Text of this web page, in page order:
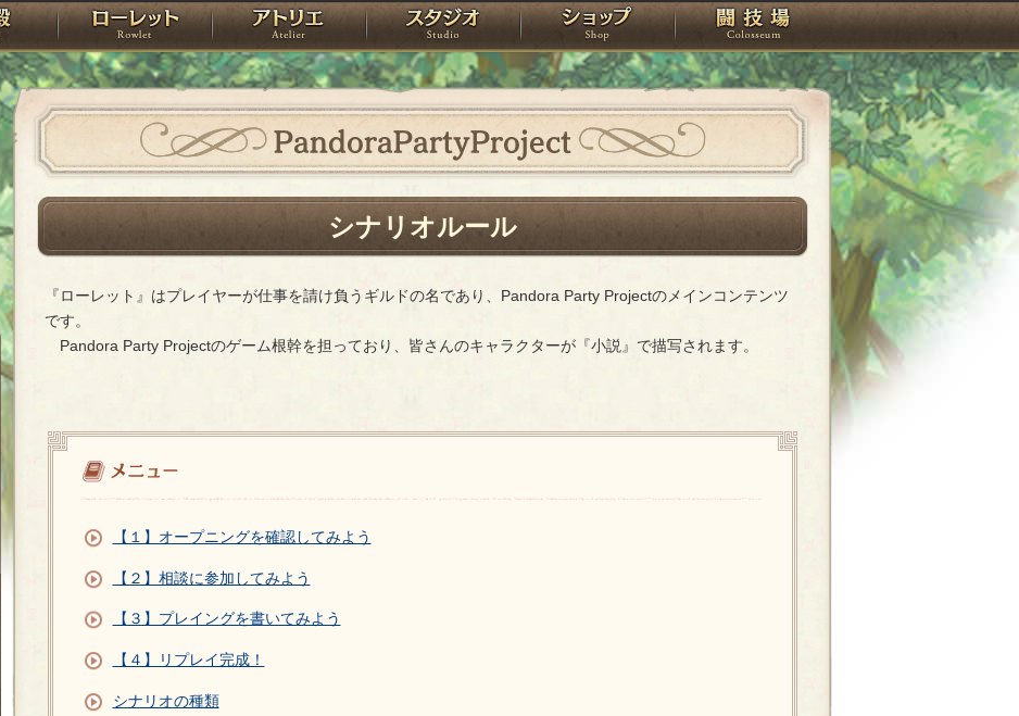
PandoraPartyProject
神殿 ローレット アトリエ スタジオ ショップ 闘技場
PandoraPartyProject
シナリオルール
『ローレット』はプレイヤーが仕事を請け負うギルドの名であり、Pandora Party Projectのメインコンテンツ
です。
Pandora Party Projectのゲーム根幹を担っており、皆さんのキャラクターが『小説』で描写されます。
【１】オープニングを確認してみよう
【２】相談に参加してみよう
【３】プレイングを書いてみよう
【４】リプレイ完成！
シナリオの種類